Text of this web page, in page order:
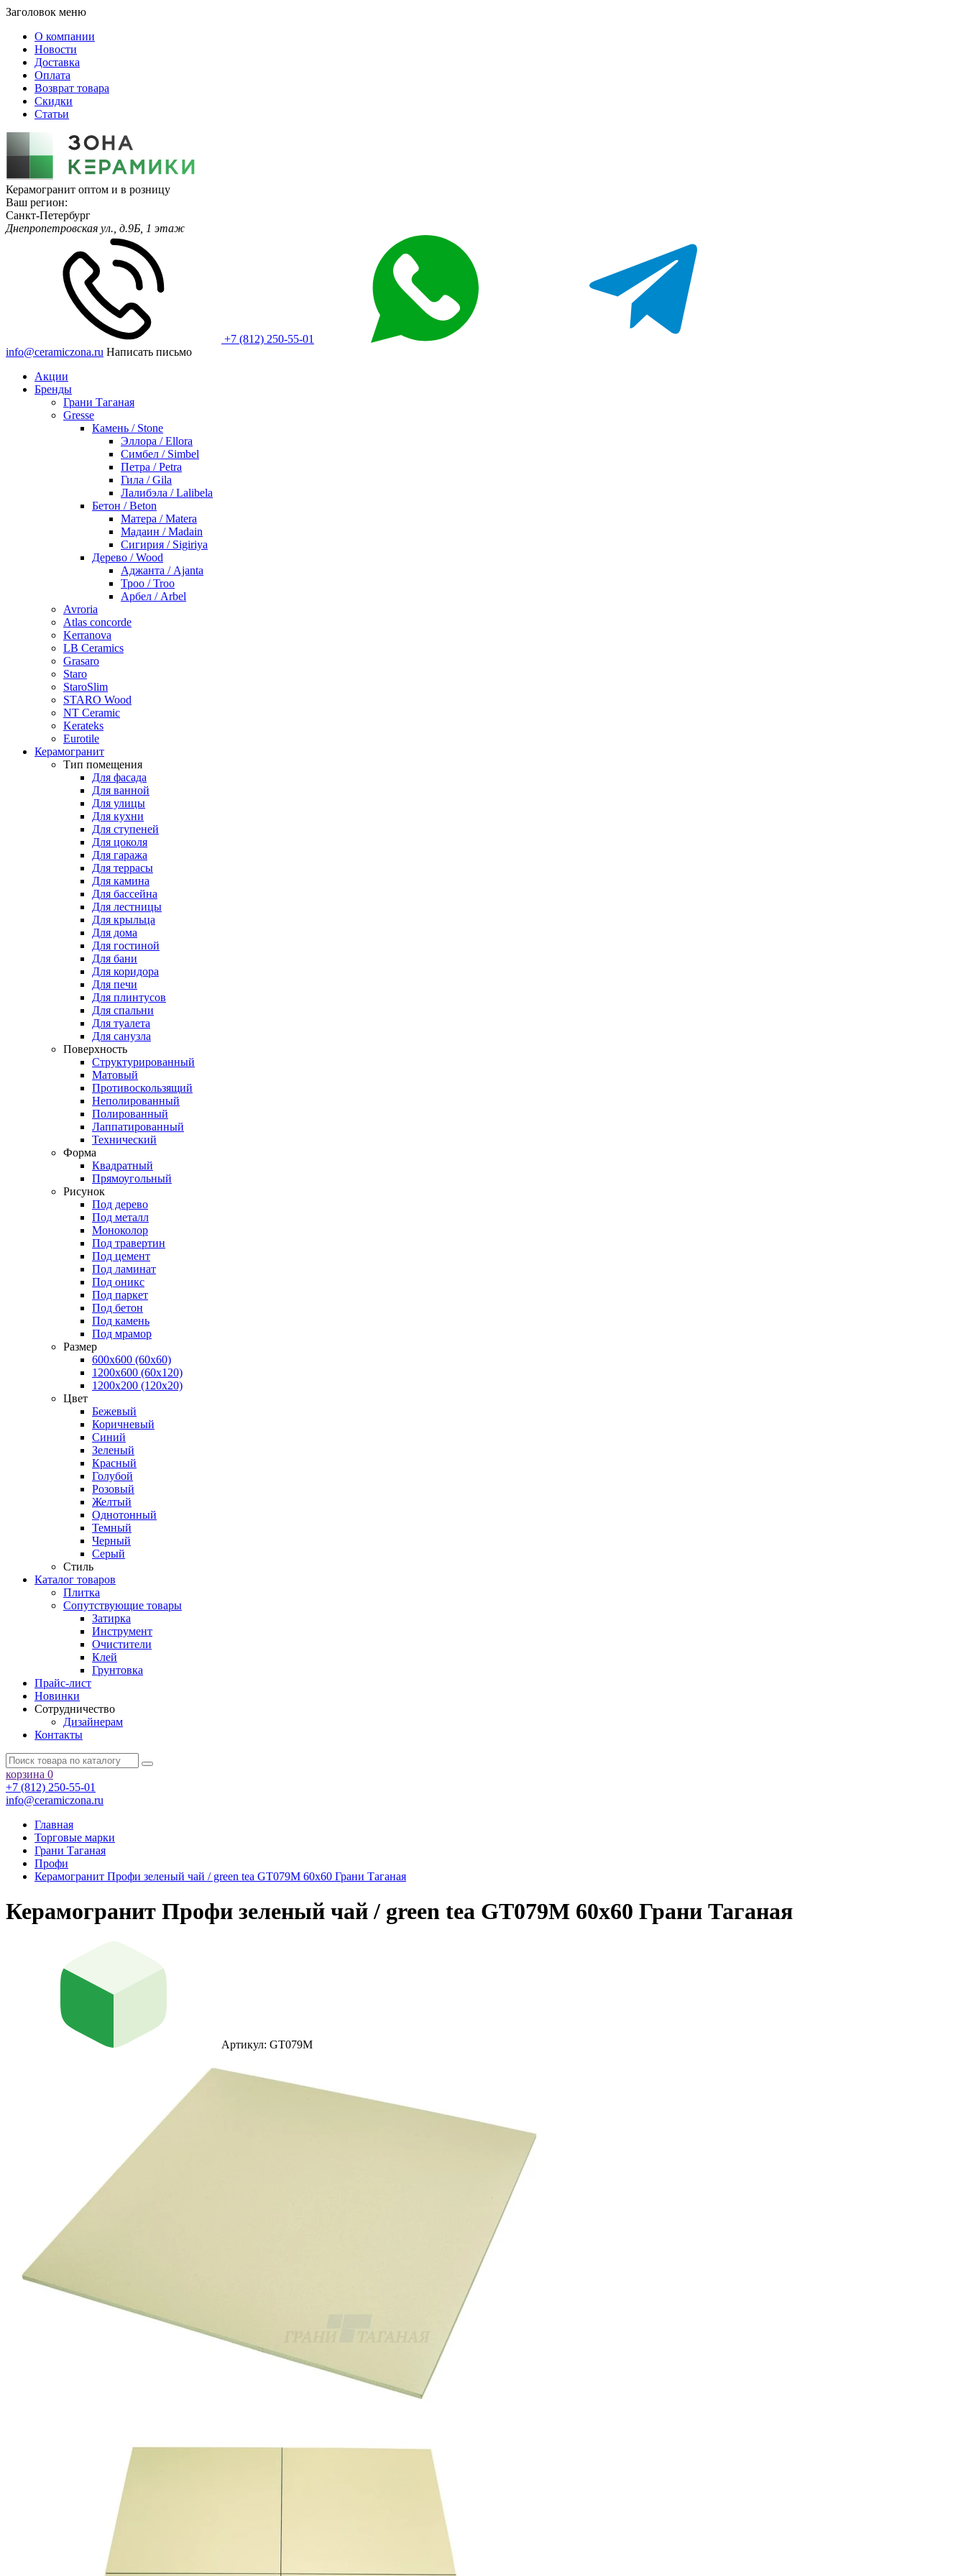
Заголовок меню
О компании
Новости
Доставка
Оплата
Возврат товара
Скидки
Статьи
Керамогранит оптом и в розницу
Ваш регион:
Санкт-Петербург
Днепропетровская ул., д.9Б, 1 этаж
+7 (812) 250-55-01
info@ceramiczona.ru Написать письмо
Акции
Бренды
Грани Таганая
Gresse
Камень / Stone
Эллора / Ellora
Симбел / Simbel
Петра / Petra
Гила / Gila
Лалибэла / Lalibela
Бетон / Beton
Матера / Matera
Мадаин / Madain
Сигирия / Sigiriya
Дерево / Wood
Аджанта / Ajanta
Троо / Troo
Арбел / Arbel
Avroria
Atlas concorde
Kerranova
LB Ceramics
Grasaro
Staro
StaroSlim
STARO Wood
NT Ceramic
Kerateks
Eurotile
Керамогранит
Тип помещения
Для фасада
Для ванной
Для улицы
Для кухни
Для ступеней
Для цоколя
Для гаража
Для террасы
Для камина
Для бассейна
Для лестницы
Для крыльца
Для дома
Для гостиной
Для бани
Для коридора
Для печи
Для плинтусов
Для спальни
Для туалета
Для санузла
Поверхность
Структурированный
Матовый
Противоскользящий
Неполированный
Полированный
Лаппатированный
Технический
Форма
Квадратный
Прямоугольный
Рисунок
Под дерево
Под металл
Моноколор
Под травертин
Под цемент
Под ламинат
Под оникс
Под паркет
Под бетон
Под камень
Под мрамор
Размер
600х600 (60х60)
1200х600 (60х120)
1200х200 (120x20)
Цвет
Бежевый
Коричневый
Синий
Зеленый
Красный
Голубой
Розовый
Желтый
Однотонный
Темный
Черный
Серый
Стиль
Каталог товаров
Плитка
Сопутствующие товары
Затирка
Инструмент
Очистители
Клей
Грунтовка
Прайс-лист
Новинки
Сотрудничество
Дизайнерам
Контакты
корзина 0
+7 (812) 250-55-01
info@ceramiczona.ru
Главная
Торговые марки
Грани Таганая
Профи
Керамогранит Профи зеленый чай / green tea GT079M 60х60 Грани Таганая
Керамогранит Профи зеленый чай / green tea GT079M 60х60 Грани Таганая
Артикул: GT079M